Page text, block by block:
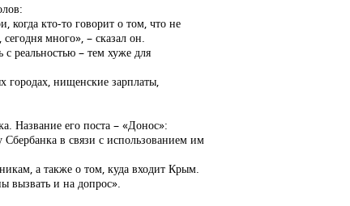
когда кто-то говорит о том, что не
много», – сказал он.
реальностью – тем хуже для
городах, нищенские зарплаты,
Название его поста – «Донос»:
в связи с использованием им
а также о том, куда входит Крым.
вызвать и на допрос».